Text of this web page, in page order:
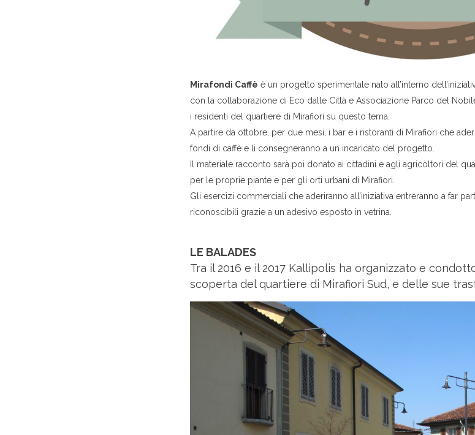
Mirafondi Caffè è un progetto sperimentale nato all’interno
con la collaborazione di Eco dalle Città e Associazione Parco del
i residenti del quartiere di Mirafiori su questo tema.
A partire da ottobre, per due mesi, i bar e i ristoranti di Mirafiori che
fondi di caffè e li consegneranno a un incaricato del progetto.
Il materiale racconto sarà poi donato ai cittadini e agli agricoltori del
per le proprie piante e per gli orti urbani di Mirafiori.
Gli esercizi commerciali che aderiranno all’iniziativa entreranno a far
riconoscibili grazie a un adesivo esposto in vetrina.
LE BALADES
Tra il 2016 e il 2017 Kallipolis ha organizzato e
scoperta del quartiere di Mirafiori Sud, e delle sue